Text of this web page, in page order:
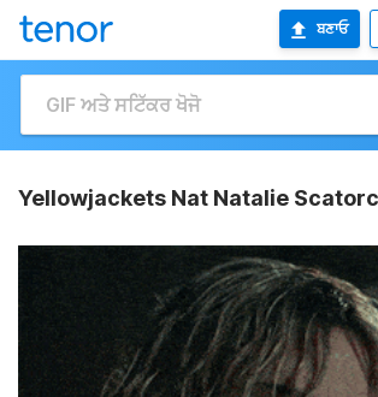
ਬਣਾਓ
Yellowjackets Nat Natalie